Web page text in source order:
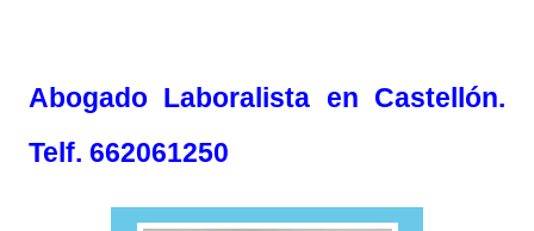
Abogado Laboralista en Castellón.
Telf. 662061250